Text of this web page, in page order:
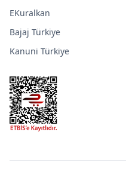
EKuralkan
Bajaj Türkiye
Kanuni Türkiye